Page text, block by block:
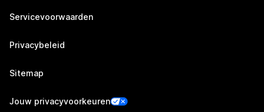
Servicevoorwaarden
Privacybeleid
Sitemap
Jouw privacyvoorkeuren